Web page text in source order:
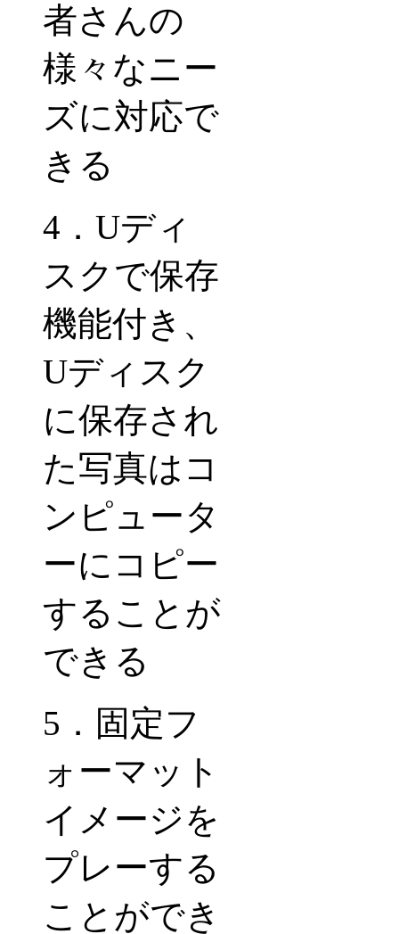
者さんの
様々なニー
ズに対応で
きる
4 ． Uディ
スクで保存
機能付き、
Uディスク
に保存され
た写真はコ
ンピュータ
ーにコピー
することが
できる
5 ．固定フ
ォーマット
イメージを
プレーする
ことができ